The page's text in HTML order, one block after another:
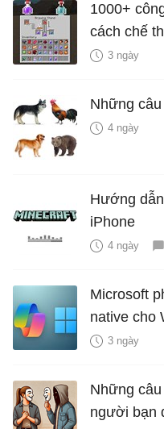
1000+
cách chế
3 ngày
Những
4 ngày
Hướng
iPhone
4 ngày
Microsoft
native cho
năng mới
3 ngày
Những
người bạn